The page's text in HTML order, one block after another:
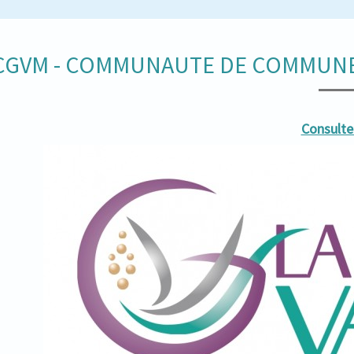
- COMMUNAUTE DE